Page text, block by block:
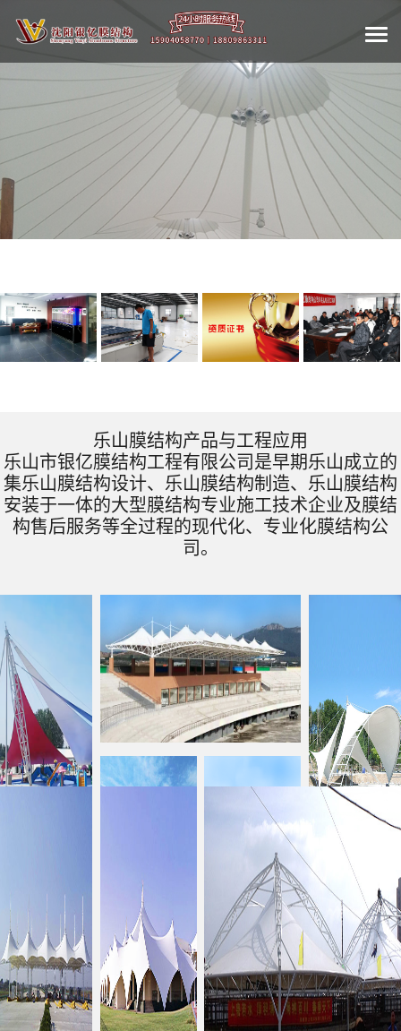
乐山膜结构产品与工程应用
乐山市银亿膜结构工程有限公司是早期乐山成立的
集乐山膜结构设计、乐山膜结构制造、乐山膜结构
安装于一体的大型膜结构专业施工技术企业及膜结
构售后服务等全过程的现代化、专业化膜结构公
司。